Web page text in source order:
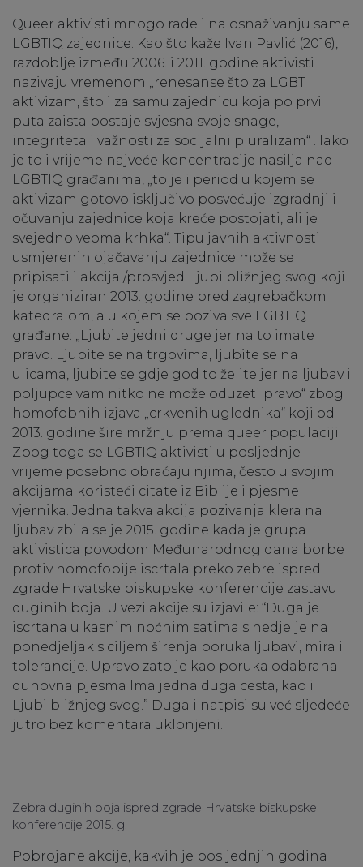
Queer aktivisti mnogo rade i na osnaživanju same
LGBTIQ zajednice. Kao što kaže Ivan Pavlić (2016),
razdoblje između 2006. i 2011. godine aktivisti
nazivaju vremenom „renesanse što za LGBT
aktivizam, što i za samu zajednicu koja po prvi
puta zaista postaje svjesna svoje snage,
integriteta i važnosti za socijalni pluralizam“ . Iako
je to i vrijeme najveće koncentracije nasilja nad
LGBTIQ građanima, „to je i period u kojem se
aktivizam gotovo isključivo posvećuje izgradnji i
očuvanju zajednice koja kreće postojati, ali je
svejedno veoma krhka“. Tipu javnih aktivnosti
usmjerenih ojačavanju zajednice može se
pripisati i akcija /prosvjed Ljubi bližnjeg svog koji
je organiziran 2013. godine pred zagrebačkom
katedralom, a u kojem se poziva sve LGBTIQ
građane: „Ljubite jedni druge jer na to imate
pravo. Ljubite se na trgovima, ljubite se na
ulicama, ljubite se gdje god to želite jer na ljubav i
poljupce vam nitko ne može oduzeti pravo“ zbog
homofobnih izjava „crkvenih uglednika“ koji od
2013. godine šire mržnju prema queer populaciji.
Zbog toga se LGBTIQ aktivisti u posljednje
vrijeme posebno obraćaju njima, često u svojim
akcijama koristeći citate iz Biblije i pjesme
vjernika. Jedna takva akcija pozivanja klera na
ljubav zbila se je 2015. godine kada je grupa
aktivistica povodom Međunarodnog dana borbe
protiv homofobije iscrtala preko zebre ispred
zgrade Hrvatske biskupske konferencije zastavu
duginih boja. U vezi akcije su izjavile: “Duga je
iscrtana u kasnim noćnim satima s nedjelje na
ponedjeljak s ciljem širenja poruka ljubavi, mira i
tolerancije. Upravo zato je kao poruka odabrana
duhovna pjesma Ima jedna duga cesta, kao i
Ljubi bližnjeg svog.” Duga i natpisi su već sljedeće
jutro bez komentara uklonjeni.
Zebra duginih boja ispred zgrade Hrvatske biskupske
konferencije 2015. g.
Pobrojane akcije, kakvih je posljednjih godina